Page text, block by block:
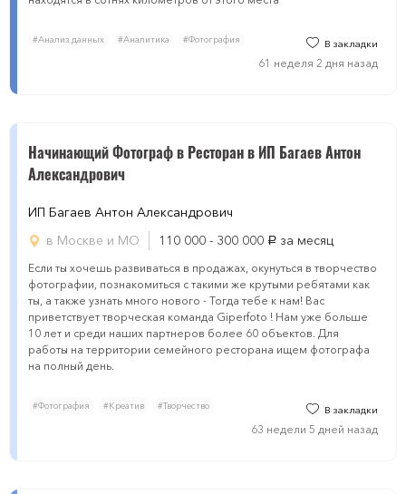
#Анализ данных #Аналитика #Фотография В закладки
61 неделя 2 дня назад
Начинающий Фотограф в Ресторан в ИП Багаев Антон
Александрович
ИП Багаев Антон Александрович
в Москве и МО
110 000 - 300 000 руб. за месяц
Если ты хочешь развиваться в продажах, окунуться в творчество
фотографии, познакомиться с такими же крутыми ребятами как
ты, а также узнать много нового - Тогда тебе к нам! Вас
приветствует творческая команда Giperfoto ! Нам уже больше
10 лет и среди наших партнеров более 60 объектов. Для
работы на территории семейного ресторана ищем фотографа
на полный день.
#Фотография #Креатив #Творчество В закладки
63 недели 5 дней назад